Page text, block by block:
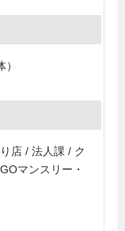
店 / 法人課 / ク
マンスリー・